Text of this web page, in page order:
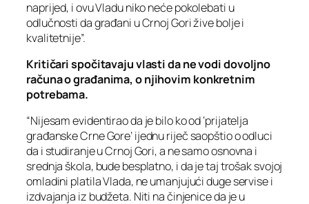
naprijed, i ovu Vladu niko neće pokolebati u
odlučnosti da građani u Crnoj Gori žive bolje i
kvalitetnije”.
Kritičari spočitavaju vlasti da ne vodi dovoljno
računa o građanima, o njihovim konkretnim
potrebama.
“Nijesam evidentirao da je bilo ko od ‘prijatelja
građanske Crne Gore’ ijednu riječ saopštio o odluci
da i studiranje u Crnoj Gori, a ne samo osnovna i
srednja škola, bude besplatno, i da je taj trošak svojoj
omladini platila Vlada, ne umanjujući duge servise i
izdvajanja iz budžeta. Niti na činjenice da je u